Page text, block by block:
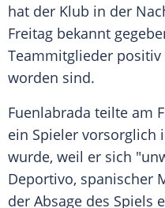
hat der Klub in der
Freitag bekannt
Teammitglieder positiv
worden sind.
Fuenlabrada teilte am
ein Spieler vorsorglich
wurde, weil er sich
Deportivo, spanischer
der Absage des Spiels